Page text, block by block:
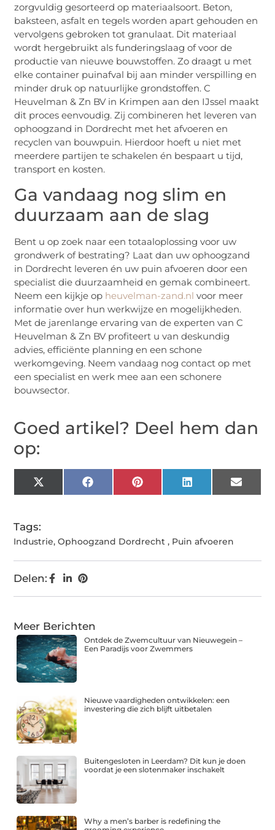
zorgvuldig gesorteerd op materiaalsoort. Beton,
baksteen, asfalt en tegels worden apart gehouden en
vervolgens gebroken tot granulaat. Dit materiaal
wordt hergebruikt als funderingslaag of voor de
productie van nieuwe bouwstoffen. Zo draagt u met
elke container puinafval bij aan minder verspilling en
minder druk op natuurlijke grondstoffen. C
Heuvelman & Zn BV in Krimpen aan den IJssel maakt
dit proces eenvoudig. Zij combineren het leveren van
ophoogzand in Dordrecht met het afvoeren en
recyclen van bouwpuin. Hierdoor hoeft u niet met
meerdere partijen te schakelen én bespaart u tijd,
transport en kosten.
Ga vandaag nog slim en
duurzaam aan de slag
Bent u op zoek naar een totaaloplossing voor uw
grondwerk of bestrating? Laat dan uw ophoogzand
in Dordrecht leveren én uw puin afvoeren door een
specialist die duurzaamheid en gemak combineert.
Neem een kijkje op heuvelman-zand.nl voor meer
informatie over hun werkwijze en mogelijkheden.
Met de jarenlange ervaring van de experten van C
Heuvelman & Zn BV profiteert u van deskundig
advies, efficiënte planning en een schone
werkomgeving. Neem vandaag nog contact op met
een specialist en werk mee aan een schonere
bouwsector.
Goed artikel? Deel hem dan
op:
X
(Twitter)
FacebookPinterestLinkedIn Email
Tags:
Industrie,Ophoogzand Dordrecht , Puin afvoeren
Delen:
Meer Berichten
Ontdek de Zwemcultuur van Nieuwegein –
Een Paradijs voor Zwemmers
Nieuwe vaardigheden ontwikkelen: een
investering die zich blijft uitbetalen
Buitengesloten in Leerdam? Dit kun je doen
voordat je een slotenmaker inschakelt
Why a men’s barber is redefining the